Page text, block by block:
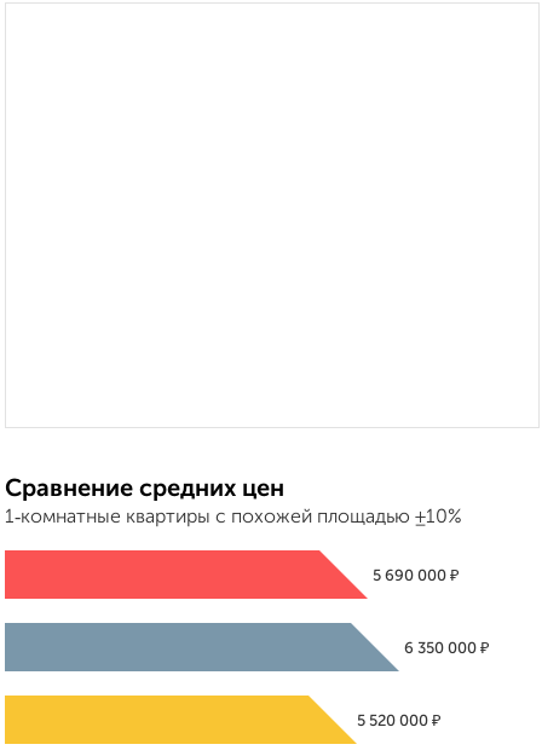
Сравнение средних цен
1‑комнатные квартиры с похожей площадью ±10%
5 690 000 ₽
6 350 000 ₽
5 520 000 ₽